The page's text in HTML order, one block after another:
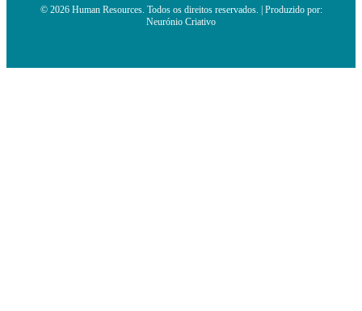
© 2026 Human Resources. Todos os direitos reservados. | Produzido por:
Neurónio Criativo